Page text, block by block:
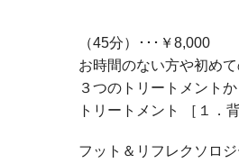
（45分）･･･￥8,000
お時間のない方や初め
３つのトリートメント
トリートメント ［１
フット＆リフレクソロ